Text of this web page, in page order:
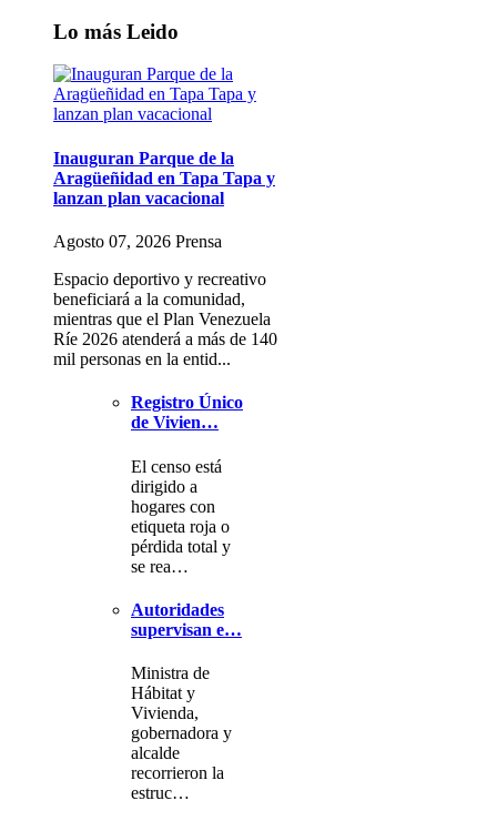
Lo más Leido
Inauguran Parque de la
Aragüeñidad en Tapa Tapa y
lanzan plan vacacional
Agosto 07, 2026 Prensa
Espacio deportivo y recreativo
beneficiará a la comunidad,
mientras que el Plan Venezuela
Ríe 2026 atenderá a más de 140
mil personas en la entid...
Registro Único
de Vivien…
El censo está
dirigido a
hogares con
etiqueta roja o
pérdida total y
se rea…
Autoridades
supervisan e…
Ministra de
Hábitat y
Vivienda,
gobernadora y
alcalde
recorrieron la
estruc…